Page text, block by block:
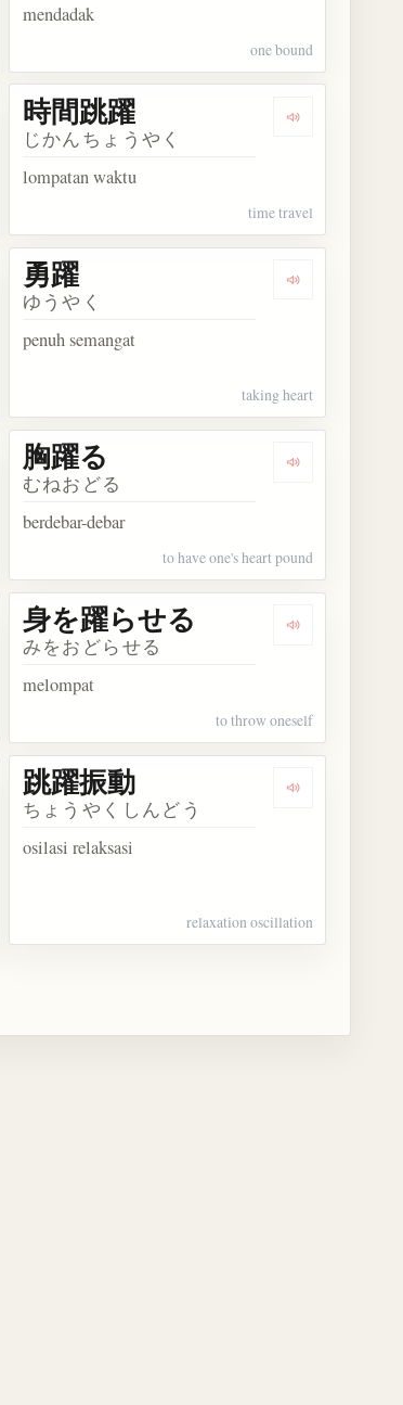
mendadak
one bound
kosakata 欣喜雀躍 Dengarkan
時間跳躍
じかんちょうやく
lompatan waktu
time travel
kosakata 鳶飛魚躍 Dengarkan
勇躍
ゆうやく
penuh semangat
taking heart
kosakata 胸を躍らせる Dengarkan
胸躍る
むねおどる
berdebar-debar
to have one's heart pound
kosakata 心を躍らせる Dengarkan
身を躍らせる
みをおどらせる
melompat
to throw oneself
kosakata 跳躍競技 Dengarkan
跳躍振動
ちょうやくしんどう
osilasi relaksasi
relaxation oscillation